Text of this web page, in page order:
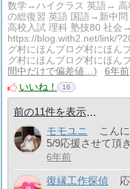
数学→ハイクラス 英語→ 高
の総復習 英語 国語→新中
高校入試 理科 塾技80 社会
https://blog.with2.net/link/
グ村にほんブログ村にほん
グ村にほんブログ村にほん
間中だけで偏差値…
6年前
いいね！
16
前の11件を表示
モモユニ
こん
5/9応援させて頂
6年前
復縁工作探偵